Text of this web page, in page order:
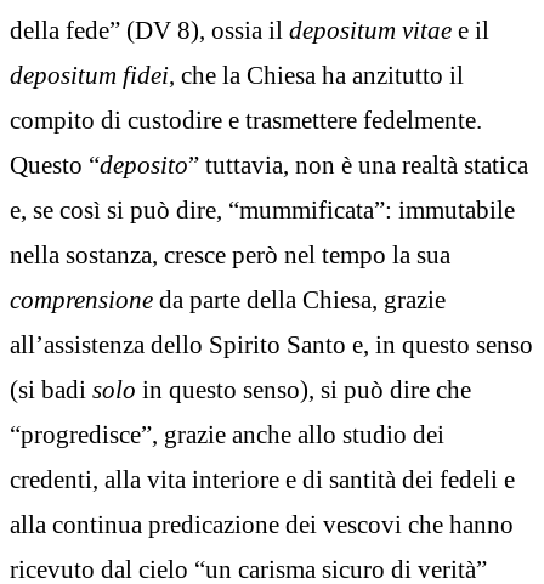
della fede” (DV 8), ossia il depositum vitae e il
depositum fidei, che la Chiesa ha anzitutto il
compito di custodire e trasmettere fedelmente.
Questo “deposito” tuttavia, non è una realtà statica
e, se così si può dire, “mummificata”: immutabile
nella sostanza, cresce però nel tempo la sua
comprensione da parte della Chiesa, grazie
all’assistenza dello Spirito Santo e, in questo senso
(si badi solo in questo senso), si può dire che
“progredisce”, grazie anche allo studio dei
credenti, alla vita interiore e di santità dei fedeli e
alla continua predicazione dei vescovi che hanno
ricevuto dal cielo “un carisma sicuro di verità”